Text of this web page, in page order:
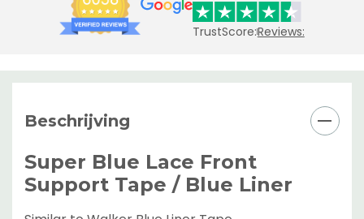
TrustScore:Reviews:
Beschrijving
Super Blue Lace Front
Support Tape / Blue Liner